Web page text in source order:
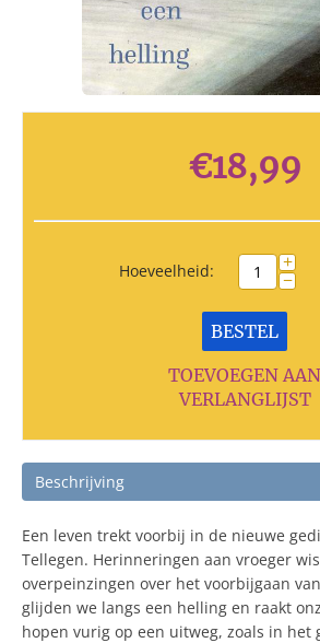
€18,99
Hoeveelheid: +
−
BESTEL
TOEVOEGEN AAN
VERLANGLIJST
Beschrijving
Een leven trekt voorbij in de nieuwe
Tellegen. Herinneringen aan vroeger
overpeinzingen over het voorbijgaan
glijden we langs een helling en raakt
hopen vurig op een uitweg, zoals in het